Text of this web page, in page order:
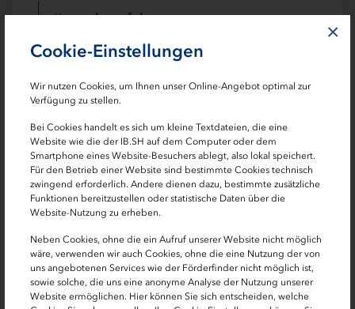
Cookie-Einstellungen
Wir nutzen Cookies, um Ihnen unser Online-Angebot optimal zur
Verfügung zu stellen.
Bei Cookies handelt es sich um kleine Textdateien, die eine
Website wie die der IB.SH auf dem Computer oder dem
Smartphone eines Website-Besuchers ablegt, also lokal speichert.
Für den Betrieb einer Website sind bestimmte Cookies technisch
zwingend erforderlich. Andere dienen dazu, bestimmte zusätzliche
Funktionen bereitzustellen oder statistische Daten über die
Website-Nutzung zu erheben.
Neben Cookies, ohne die ein Aufruf unserer Website nicht möglich
wäre, verwenden wir auch Cookies, ohne die eine Nutzung der von
uns angebotenen Services wie der Förderfinder nicht möglich ist,
sowie solche, die uns eine anonyme Analyse der Nutzung unserer
Website ermöglichen. Hier können Sie sich entscheiden, welche
×
mehr erfahren
Wir geben Gründerinnen und
Unternehmerinnen Rückenwind